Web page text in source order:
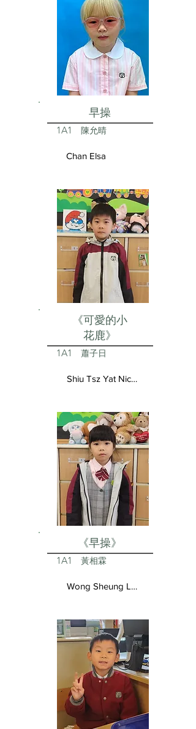
早操
1A1 陳允晴
Chan Elsa
《可愛的小
花鹿》
1A1 蕭子日
Shiu Tsz Yat Nicolas
《早操》
1A1 黃相霖
Wong Sheung Lam